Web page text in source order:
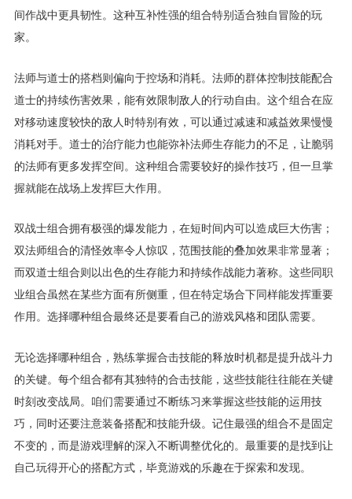
间作战中更具韧性。这种互补性强的组合特别适合独自冒险的玩
家。
法师与道士的搭档则偏向于控场和消耗。法师的群体控制技能配合
道士的持续伤害效果，能有效限制敌人的行动自由。这个组合在应
对移动速度较快的敌人时特别有效，可以通过减速和减益效果慢慢
消耗对手。道士的治疗能力也能弥补法师生存能力的不足，让脆弱
的法师有更多发挥空间。这种组合需要较好的操作技巧，但一旦掌
握就能在战场上发挥巨大作用。
双战士组合拥有极强的爆发能力，在短时间内可以造成巨大伤害；
双法师组合的清怪效率令人惊叹，范围技能的叠加效果非常显著；
而双道士组合则以出色的生存能力和持续作战能力著称。这些同职
业组合虽然在某些方面有所侧重，但在特定场合下同样能发挥重要
作用。选择哪种组合最终还是要看自己的游戏风格和团队需要。
无论选择哪种组合，熟练掌握合击技能的释放时机都是提升战斗力
的关键。每个组合都有其独特的合击技能，这些技能往往能在关键
时刻改变战局。咱们需要通过不断练习来掌握这些技能的运用技
巧，同时还要注意装备搭配和技能升级。记住最强的组合不是固定
不变的，而是游戏理解的深入不断调整优化的。最重要的是找到让
自己玩得开心的搭配方式，毕竟游戏的乐趣在于探索和发现。